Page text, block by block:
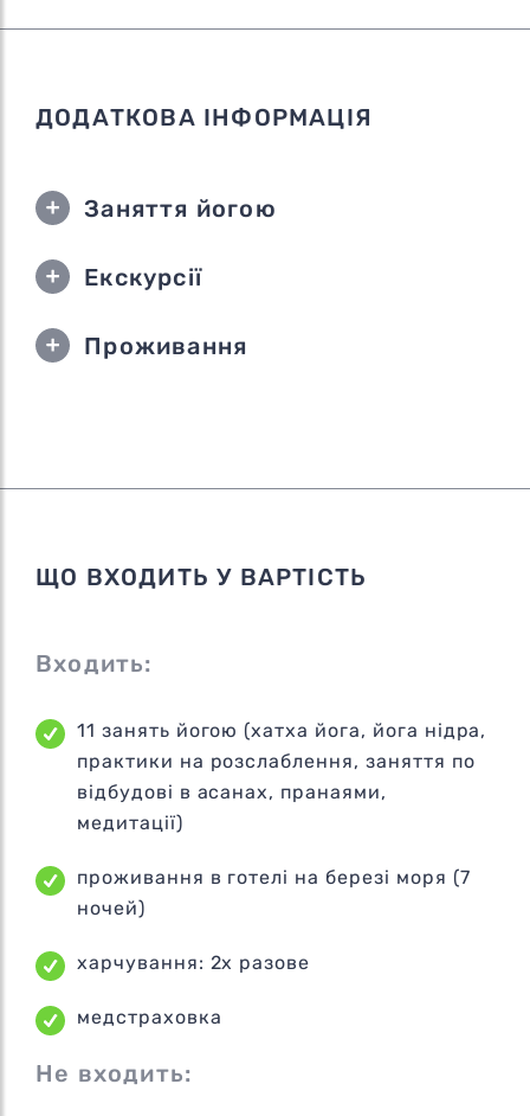
ДОДАТКОВА ІНФОРМАЦІЯ
Заняття йогою
Екскурсії
Проживання
ЩО ВХОДИТЬ У ВАРТІСТЬ
Входить:
11 занять йогою (хатха йога, йога нідра,
практики на розслаблення, заняття по
відбудові в асанах, пранаями,
медитації)
проживання в готелі на березі моря (7
ночей)
харчування: 2х разове
медстраховка
Не входить: